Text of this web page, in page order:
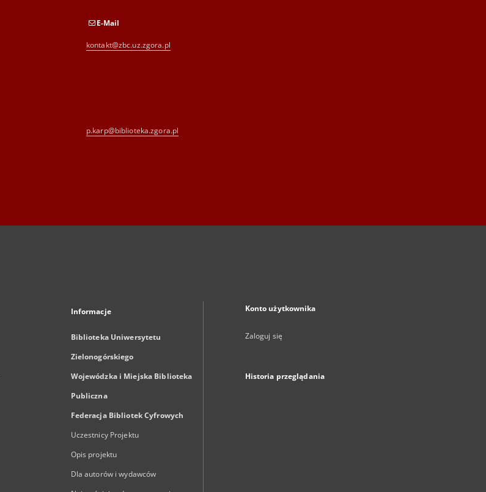
E-Mail
kontakt@zbc.uz.zgora.pl
p.karp@biblioteka.zgora.pl
Informacje
Biblioteka Uniwersytetu
Zielonogórskiego
Wojewódzka i Miejska Biblioteka
Publiczna
Federacja Bibliotek Cyfrowych
Uczestnicy Projektu
Opis projektu
Dla autorów i wydawców
Konto użytkownika
Zaloguj się
Historia przeglądania